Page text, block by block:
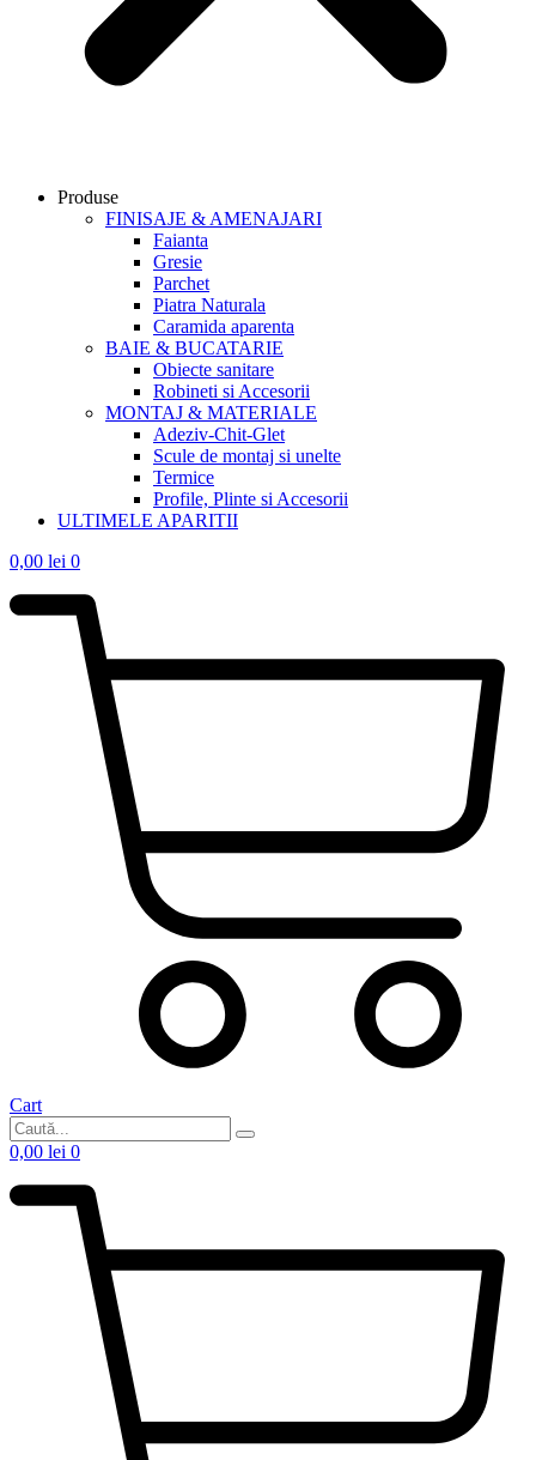
Produse
FINISAJE & AMENAJARI
Faianta
Gresie
Parchet
Piatra Naturala
Caramida aparenta
BAIE & BUCATARIE
Obiecte sanitare
Robineti si Accesorii
MONTAJ & MATERIALE
Adeziv-Chit-Glet
Scule de montaj si unelte
Termice
Profile, Plinte si Accesorii
ULTIMELE APARITII
0,00 lei 0
Cart
0,00 lei 0